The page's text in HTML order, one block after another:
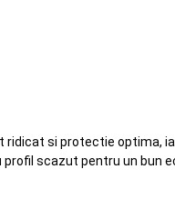
si protectie optima,
scazut pentru un bun